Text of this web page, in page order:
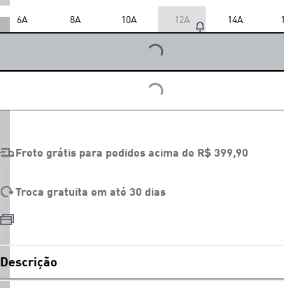
6A 8A 10A 12A 14A
LOADING...
LOADING...
Frete grátis para pedidos acima de R$ 399,90
Troca gratuita em até 30 dias
Descrição